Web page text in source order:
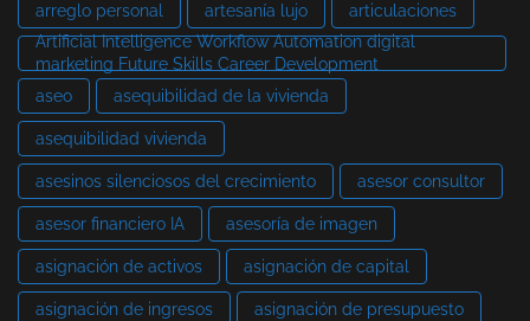
arreglo personal artesanía lujo
articulaciones
Artificial Intelligence Workflow Automation digital
marketing Future Skills Career Development
aseo
asequibilidad de la vivienda
asequibilidad vivienda
asesinos silenciosos del crecimiento asesor consultor
asesor financiero IA asesoría de imagen
asignación de activos asignación de capital
asignación de ingresos asignación de presupuesto